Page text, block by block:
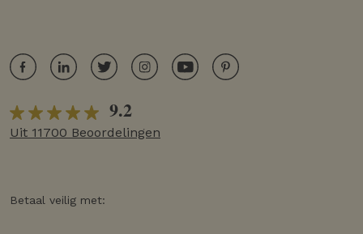
9.2
Uit 11700 Beoordelingen
Betaal veilig met: